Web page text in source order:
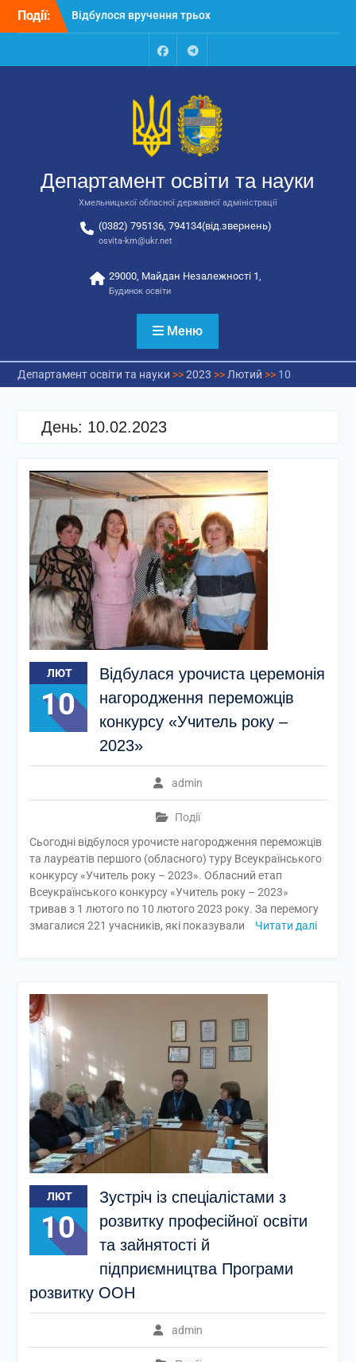
Перейти
Події:
Відбулося вручення трьох
автобусів для потреб
Відбулося засідання
освіти та науки обласної
державної адміністрації
Відбулась обласна
національно-патріотичне
виховання
FacebookTalegram
Департамент освіти та науки
Хмельницької обласної державної адміністрації
(0382) 795136, 794134(від.звернень)
osvita-km@ukr.net
29000, Майдан Незалежності 1,
Будинок освіти
Меню
Департамент освіти та науки >>2023 >> Лютий >> 10
День: 10.02.2023
ЛЮТ
10
Відбулася урочиста церемонія
нагородження переможців
конкурсу «Учитель року –
2023»
admin
Події
Сьогодні відбулося урочисте нагородження переможців
та лауреатів першого (обласного) туру Всеукраїнського
конкурсу «Учитель року – 2023». Обласний етап
Всеукраїнського конкурсу «Учитель року – 2023»
тривав з 1 лютого по 10 лютого 2023 року. За перемогу
змагалися 221 учасників, які показували
Читати далі
ЛЮТ
10
Зустріч із спеціалістами з
розвитку професійної освіти
та зайнятості й
підприємництва Програми
розвитку ООН
admin